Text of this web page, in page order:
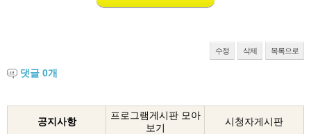
수정 삭제 목록으로
댓글 0개
공지사항
프로그램게시판 모아
보기
시청자게시판